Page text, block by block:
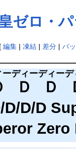
ゼロ・
[ 編集| 凍結| 差分| バ
ＤＤ
ーディーディーデ
D/D/D